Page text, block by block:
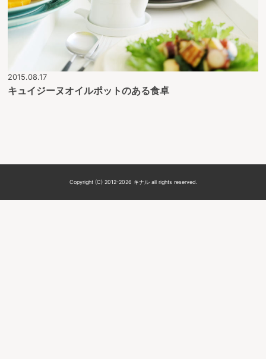
2015.08.17
キュイジーヌオイルポットのある食卓
Copyright (C) 2012-2026 キナル all rights reserved.